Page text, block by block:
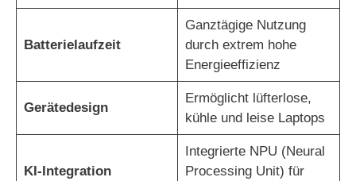
Batterielaufzeit
Ganztägige Nutzung
durch extrem hohe
Energieeffizienz
Gerätedesign
Ermöglicht lüfterlose,
kühle und leise Laptops
KI-Integration
Integrierte NPU (Neural
Processing Unit) für